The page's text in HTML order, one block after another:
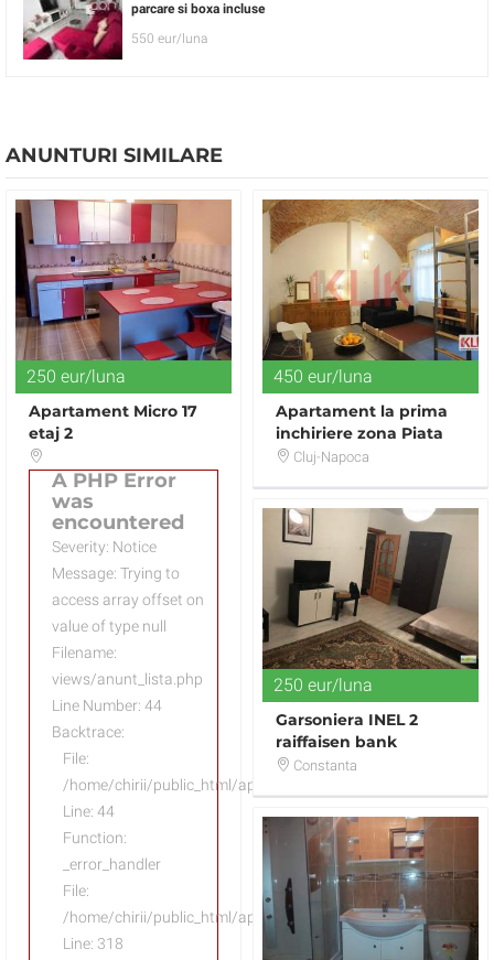
parcare si boxa incluse
550 eur/luna
ANUNTURI SIMILARE
250 eur/luna
Apartament Micro 17
etaj 2
A PHP Error
was
encountered
Severity: Notice
Message: Trying to
access array offset on
value of type null
Filename:
views/anunt_lista.php
Line Number: 44
Backtrace:
File:
/home/chirii/public_html/application/views/anunt_lista.php
Line: 44
Function:
_error_handler
File:
/home/chirii/public_html/application/views/anunt/anunt.php
Line: 318
450 eur/luna
Apartament la prima
inchiriere zona Piata
Unirii
Cluj-Napoca
250 eur/luna
Garsoniera INEL 2
raiffaisen bank
Constanta